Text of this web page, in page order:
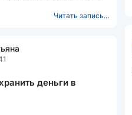
Читать запись...
деньги в